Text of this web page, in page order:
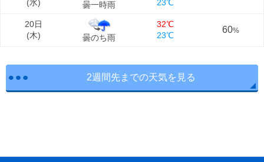
(水) 曇一時雨 23℃
20日
(木) 曇のち雨
32℃
23℃
60%
2週間先までの天気を見る